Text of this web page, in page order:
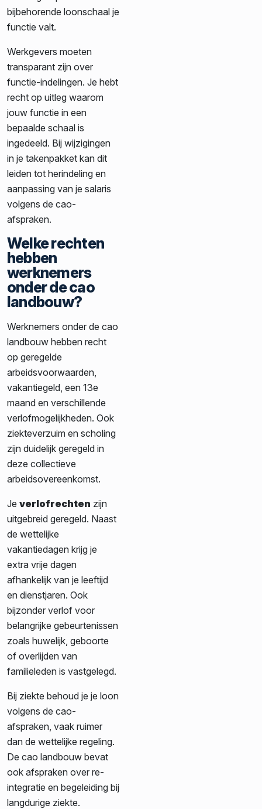
bijbehorende loonschaal je
functie valt.
Werkgevers moeten
transparant zijn over
functie-indelingen. Je hebt
recht op uitleg waarom
jouw functie in een
bepaalde schaal is
ingedeeld. Bij wijzigingen
in je takenpakket kan dit
leiden tot herindeling en
aanpassing van je salaris
volgens de cao-
afspraken.
Welke rechten
hebben
werknemers
onder de cao
landbouw?
Werknemers onder de cao
landbouw hebben recht
op geregelde
arbeidsvoorwaarden,
vakantiegeld, een 13e
maand en verschillende
verlofmogelijkheden. Ook
ziekteverzuim en scholing
zijn duidelijk geregeld in
deze collectieve
arbeidsovereenkomst.
Je verlofrechten zijn
uitgebreid geregeld. Naast
de wettelijke
vakantiedagen krijg je
extra vrije dagen
afhankelijk van je leeftijd
en dienstjaren. Ook
bijzonder verlof voor
belangrijke gebeurtenissen
zoals huwelijk, geboorte
of overlijden van
familieleden is vastgelegd.
Bij ziekte behoud je je loon
volgens de cao-
afspraken, vaak ruimer
dan de wettelijke regeling.
De cao landbouw bevat
ook afspraken over re-
integratie en begeleiding bij
langdurige ziekte.